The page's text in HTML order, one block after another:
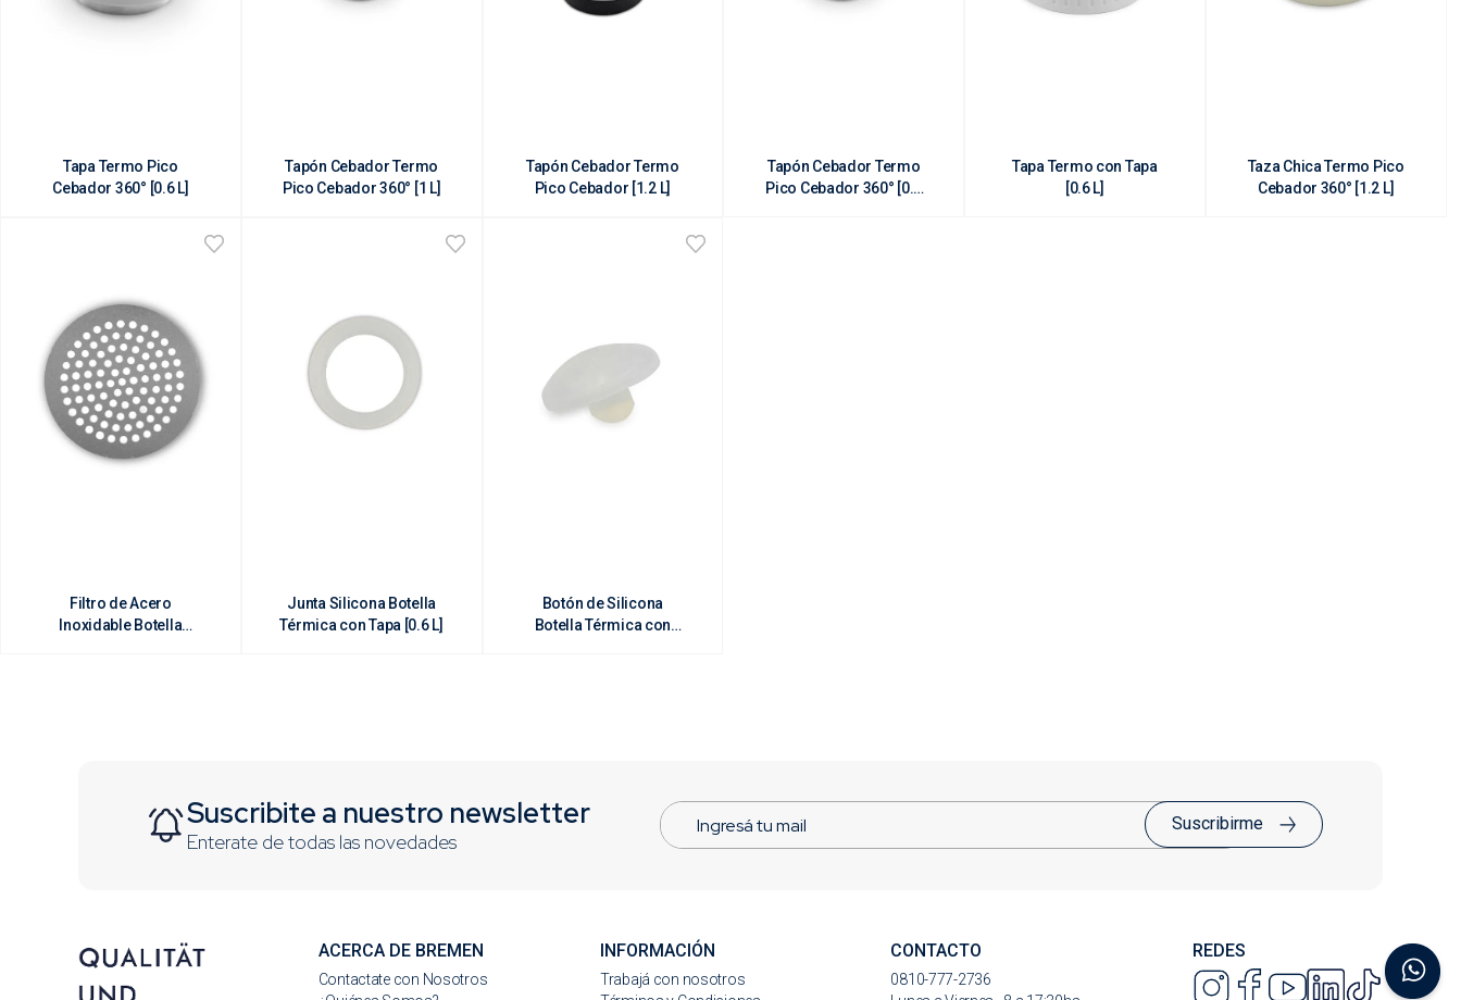
Tapa Termo Pico
Cebador 360° [0.6 L]
Tapón Cebador Termo
Pico Cebador 360° [1 L]
Tapón Cebador Termo
Pico Cebador [1.2 L]
Tapón Cebador Termo
Pico Cebador 360° [0.6
Tapa Termo con Tapa
[0.6 L]
Taza Chica Termo Pico
Cebador 360° [1.2 L]
Filtro de Acero
Inoxidable Botella
Junta Silicona Botella
Térmica con Tapa [0.6 L]
Botón de Silicona
Botella Térmica con
Suscribite a nuestro newsletter
Enterate de todas las novedades
Suscribirme
ACERCA DE BREMEN
Contactate con Nosotros
INFORMACIÓN
Trabajá con nosotros
CONTACTO
0810-777-2736
REDES